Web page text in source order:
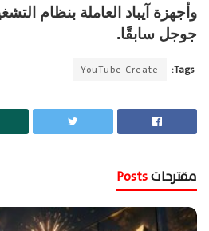
جوجل سابقًا.
Tags:
YouTube Create
مقترحات